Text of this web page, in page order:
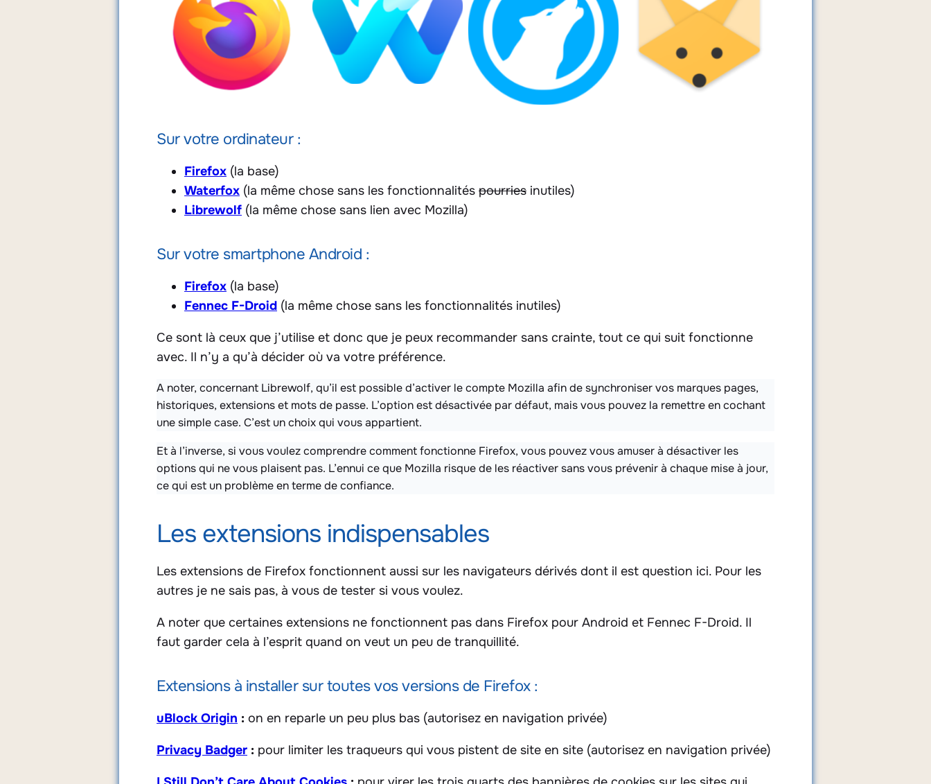
Firefox
Waterfox
LibreWolf Fennec F-Droid
Sur votre ordinateur :
Firefox (la base)
Waterfox (la même chose sans les fonctionnalités pourries inutiles)
Librewolf (la même chose sans lien avec Mozilla)
Sur votre smartphone Android :
Firefox (la base)
Fennec F-Droid (la même chose sans les fonctionnalités inutiles)
Ce sont là ceux que j’utilise et donc que je peux recommander sans crainte, tout ce qui suit fonctionne
avec. Il n’y a qu’à décider où va votre préférence.
A noter, concernant Librewolf, qu’il est possible d’activer le compte Mozilla afin de synchroniser vos marques pages,
historiques, extensions et mots de passe. L’option est désactivée par défaut, mais vous pouvez la remettre en cochant
une simple case. C’est un choix qui vous appartient.
Et à l’inverse, si vous voulez comprendre comment fonctionne Firefox, vous pouvez vous amuser à désactiver les
options qui ne vous plaisent pas. L’ennui ce que Mozilla risque de les réactiver sans vous prévenir à chaque mise à jour,
ce qui est un problème en terme de confiance.
Les extensions indispensables
Les extensions de Firefox fonctionnent aussi sur les navigateurs dérivés dont il est question ici. Pour les
autres je ne sais pas, à vous de tester si vous voulez.
A noter que certaines extensions ne fonctionnent pas dans Firefox pour Android et Fennec F-Droid. Il
faut garder cela à l’esprit quand on veut un peu de tranquillité.
Extensions à installer sur toutes vos versions de Firefox :
uBlock Origin : on en reparle un peu plus bas (autorisez en navigation privée)
Privacy Badger : pour limiter les traqueurs qui vous pistent de site en site (autorisez en navigation privée)